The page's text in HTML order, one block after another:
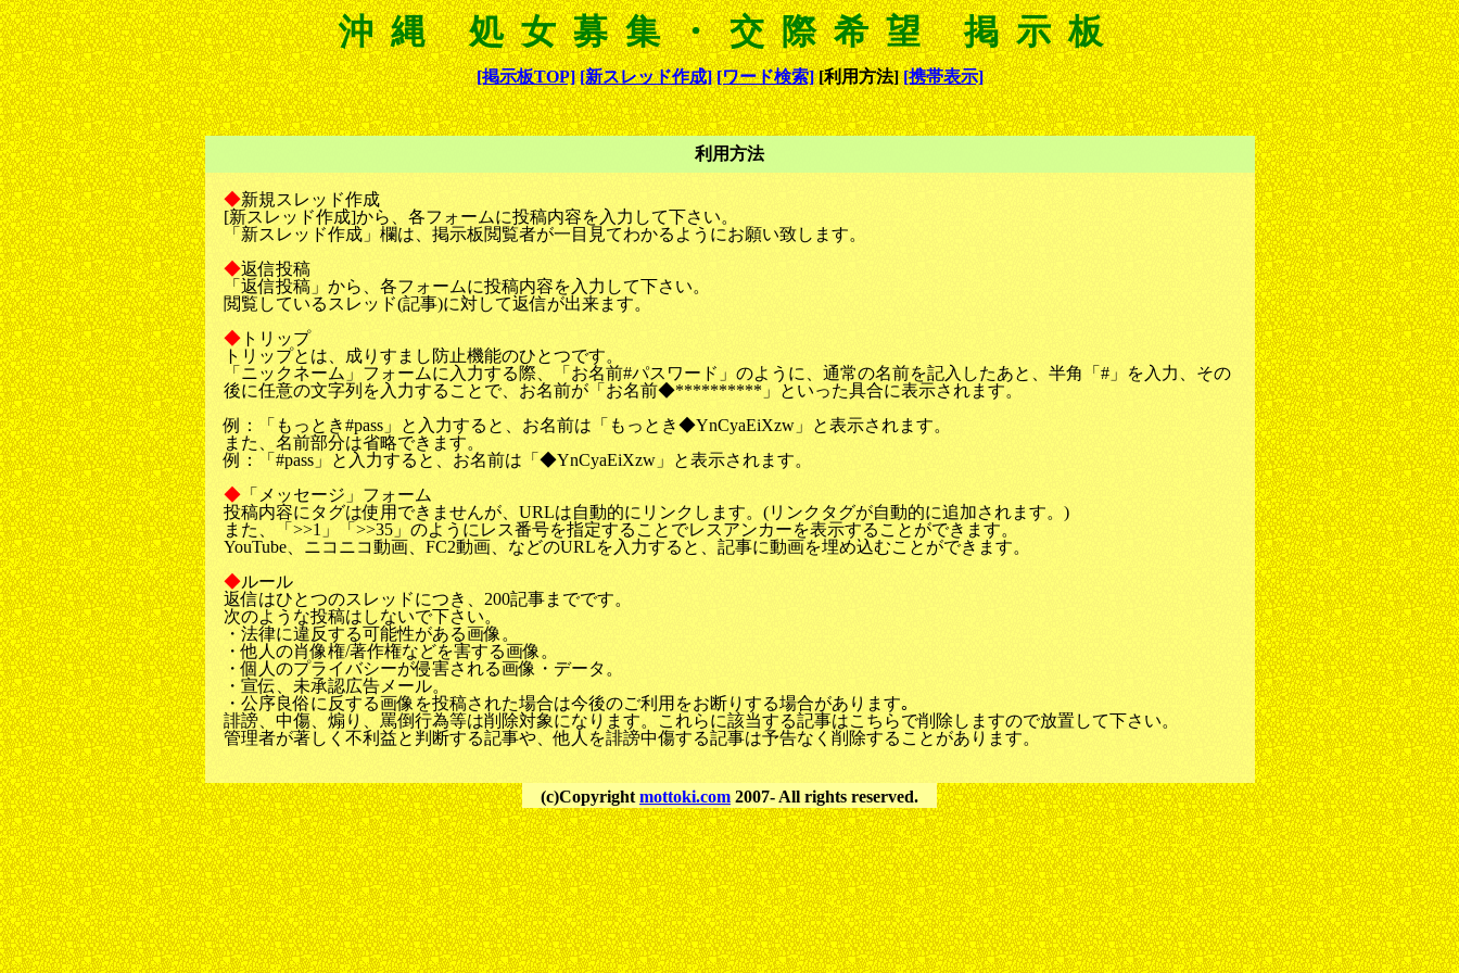
沖縄 処女募集・交際希望 掲示板
[掲示板TOP] [新スレッド作成] [ワード検索][利用方法][携帯表示]
利用方法
◆新規スレッド作成
[新スレッド作成]から、各フォームに投稿内容を入力して下さい。
「新スレッド作成」欄は、掲示板閲覧者が一目見てわかるようにお願い致します。
◆返信投稿
「返信投稿」から、各フォームに投稿内容を入力して下さい。
閲覧しているスレッド(記事)に対して返信が出来ます。
◆トリップ
トリップとは、成りすまし防止機能のひとつです。
「ニックネーム」フォームに入力する際、「お名前#パスワード」のように、通常の名前を記入したあと、半角「#」を入力、その
後に任意の文字列を入力することで、お名前が「お名前◆**********」といった具合に表示されます。
例：「もっとき#pass」と入力すると、お名前は「もっとき◆YnCyaEiXzw」と表示されます。
また、名前部分は省略できます。
例：「#pass」と入力すると、お名前は「◆YnCyaEiXzw」と表示されます。
◆「メッセージ」フォーム
投稿内容にタグは使用できませんが、URLは自動的にリンクします。(リンクタグが自動的に追加されます。)
また、「>>1」「>>35」のようにレス番号を指定することでレスアンカーを表示することができます。
YouTube、ニコニコ動画、FC2動画、などのURLを入力すると、記事に動画を埋め込むことができます。
◆ルール
返信はひとつのスレッドにつき、200記事までです。
次のような投稿はしないで下さい。
・法律に違反する可能性がある画像。
・他人の肖像権/著作権などを害する画像。
・個人のプライバシーが侵害される画像・データ。
・宣伝、未承認広告メール。
・公序良俗に反する画像を投稿された場合は今後のご利用をお断りする場合があります｡
誹謗、中傷、煽り、罵倒行為等は削除対象になります。これらに該当する記事はこちらで削除しますので放置して下さい。
管理者が著しく不利益と判断する記事や、他人を誹謗中傷する記事は予告なく削除することがあります。
(c)Copyright mottoki.com 2007- All rights reserved.